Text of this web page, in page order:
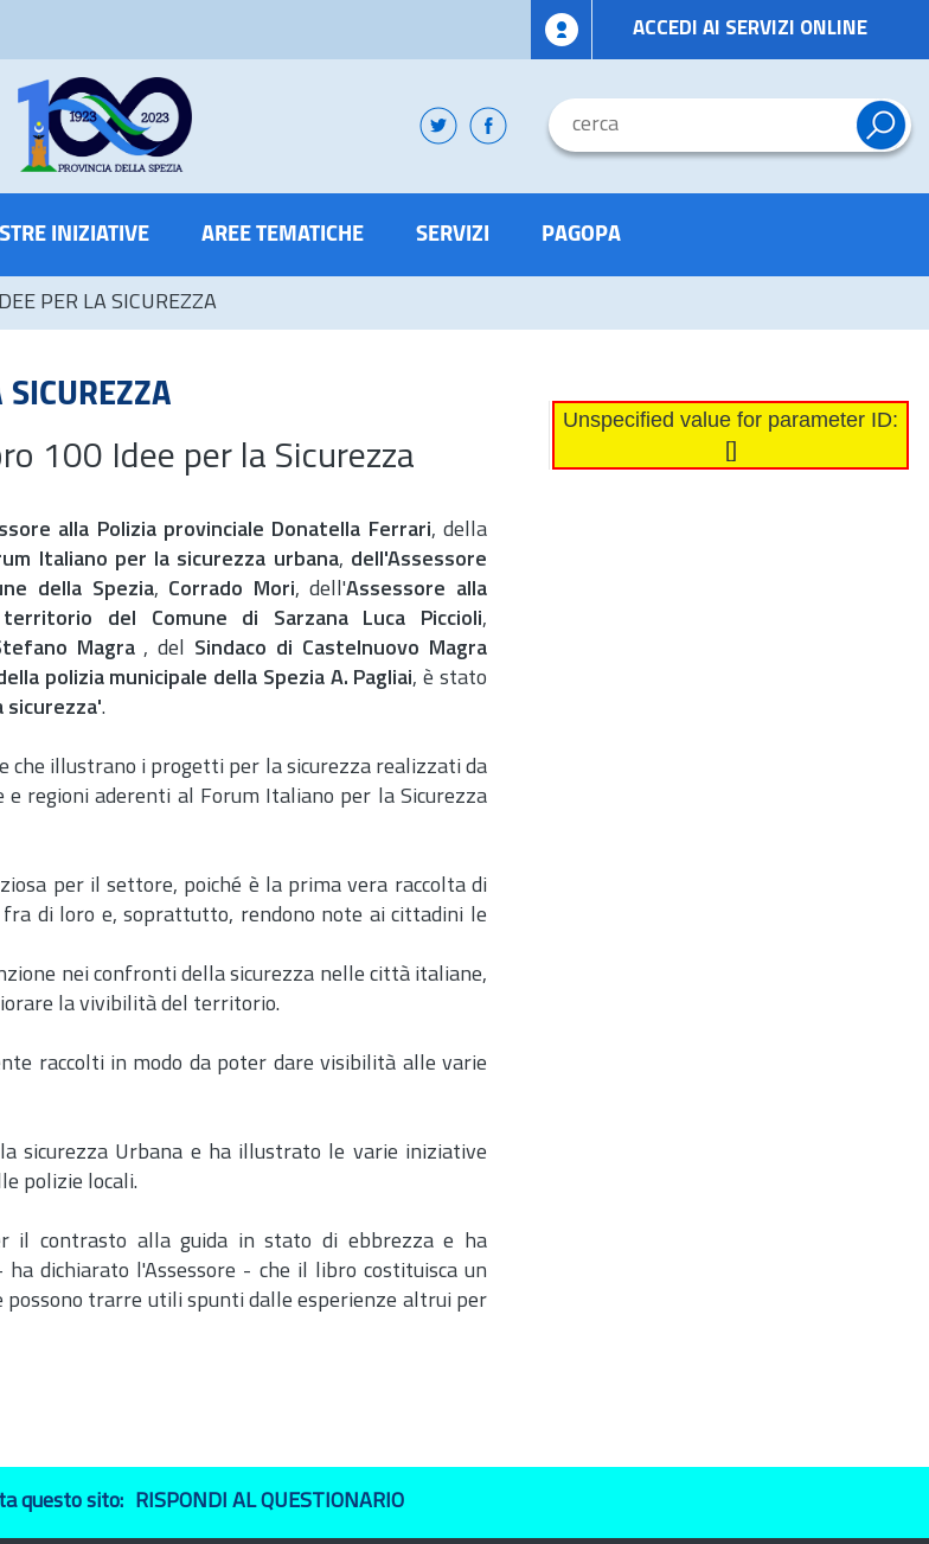
ACCEDI AI SERVIZI ONLINE
INIZIATIVE AREE TEMATICHE SERVIZI PAGOPA
PER LA SICUREZZA
100 Idee per la Sicurezza
alla Polizia provinciale Donatella Ferrari, della
Italiano per la sicurezza urbana, dell'Assessore
della Spezia, Corrado Mori, dell'Assessore alla
del Comune di Sarzana Luca Piccioli,
Magra, del Sindaco di Castelnuovo Magra
polizia municipale della Spezia A. Pagliai, è stato
sicurezza'.
che illustrano i progetti per la sicurezza realizzati da
e regioni aderenti al Forum Italiano per la Sicurezza
per il settore, poiché è la prima vera raccolta di
di loro e, soprattutto, rendono note ai cittadini le
nei confronti della sicurezza nelle città italiane,
la vivibilità del territorio.
raccolti in modo da poter dare visibilità alle varie
sicurezza Urbana e ha illustrato le varie iniziative
polizie locali.
il contrasto alla guida in stato di ebbrezza e ha
dichiarato l'Assessore - che il libro costituisca un
trarre utili spunti dalle esperienze altrui per
Unspecified value for parameter ID:
[]
questo sito: RISPONDI AL QUESTIONARIO